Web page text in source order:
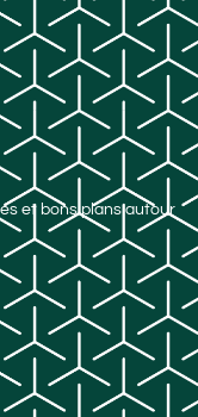
et bons plans autour